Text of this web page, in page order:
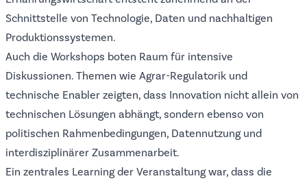
Schnittstelle von Technologie, Daten und nachhaltigen
Produktionssystemen.
Auch die Workshops boten Raum für intensive
Diskussionen. Themen wie Agrar-Regulatorik und
technische Enabler zeigten, dass Innovation nicht allein von
technischen Lösungen abhängt, sondern ebenso von
politischen Rahmenbedingungen, Datennutzung und
interdisziplinärer Zusammenarbeit.
Ein zentrales Learning der Veranstaltung war, dass die